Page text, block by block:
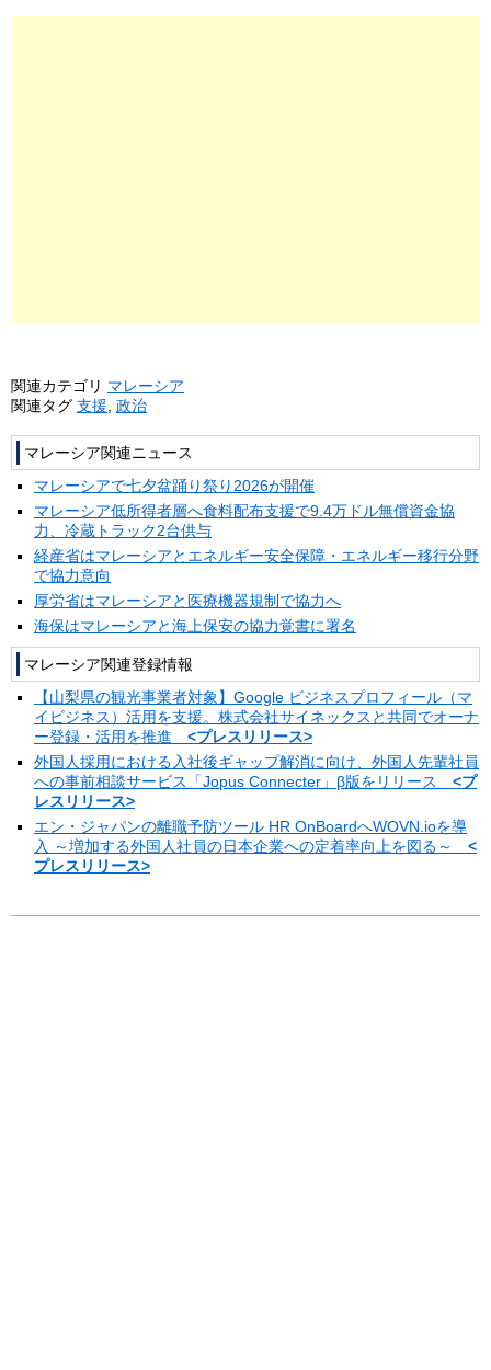
関連カテゴリ マレーシア
関連タグ 支援 政治
マレーシア関連ニュース
マレーシアで七夕盆踊り祭り2026が開催
マレーシア低所得者層へ食料配布支援で9.4万ドル無償資金協
力、冷蔵トラック2台供与
経産省はマレーシアとエネルギー安全保障・エネルギー移行分野
で協力意向
厚労省はマレーシアと医療機器規制で協力へ
海保はマレーシアと海上保安の協力覚書に署名
マレーシア関連登録情報
【山梨県の観光事業者対象】Google ビジネスプロフィール（マ
イビジネス）活用を支援。株式会社サイネックスと共同でオーナ
ー登録・活用を推進 <プレスリリース>
外国人採用における入社後ギャップ解消に向け、外国人先輩社員
への事前相談サービス「Jopus Connecter」β版をリリース <プ
レスリリース>
エン・ジャパンの離職予防ツール HR OnBoardへWOVN.ioを導
入 ～増加する外国人社員の日本企業への定着率向上を図る～ <
プレスリリース>